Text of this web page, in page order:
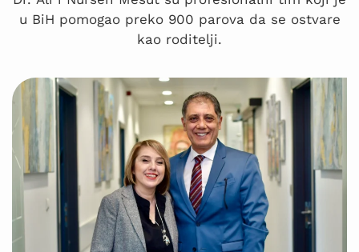
u BiH pomogao preko 900 parova da se ostvare
kao roditelji.